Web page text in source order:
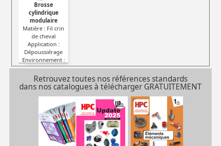
Brosse
cylindrique
modulaire
Matière : Fil crin
de cheval
Application :
Dépoussiérage
Environnement :
Sec
Retrouvez toutes nos références standards
dans nos catalogues à télécharger GRATUITEMENT